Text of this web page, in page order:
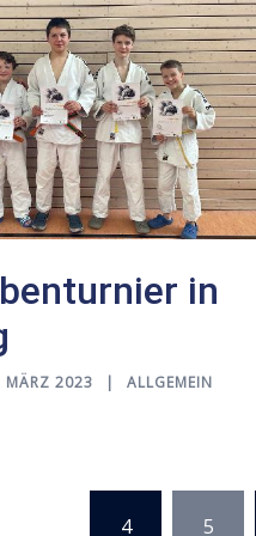
in
MÄRZ 2023 ALLGEMEIN
4 5